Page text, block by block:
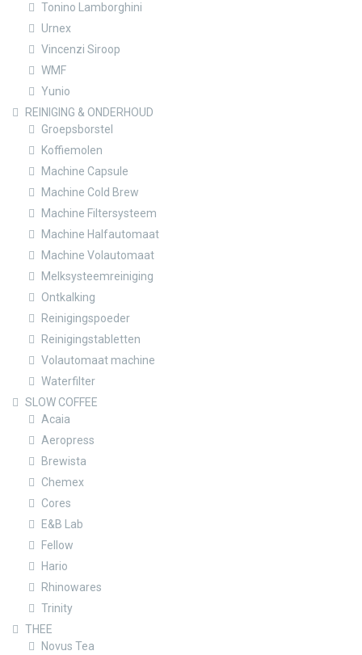
Tonino Lamborghini
Urnex
Vincenzi Siroop
WMF
Yunio
REINIGING & ONDERHOUD
Groepsborstel
Koffiemolen
Machine Capsule
Machine Cold Brew
Machine Filtersysteem
Machine Halfautomaat
Machine Volautomaat
Melksysteemreiniging
Ontkalking
Reinigingspoeder
Reinigingstabletten
Volautomaat machine
Waterfilter
SLOW COFFEE
Acaia
Aeropress
Brewista
Chemex
Cores
E&B Lab
Fellow
Hario
Rhinowares
Trinity
THEE
Novus Tea